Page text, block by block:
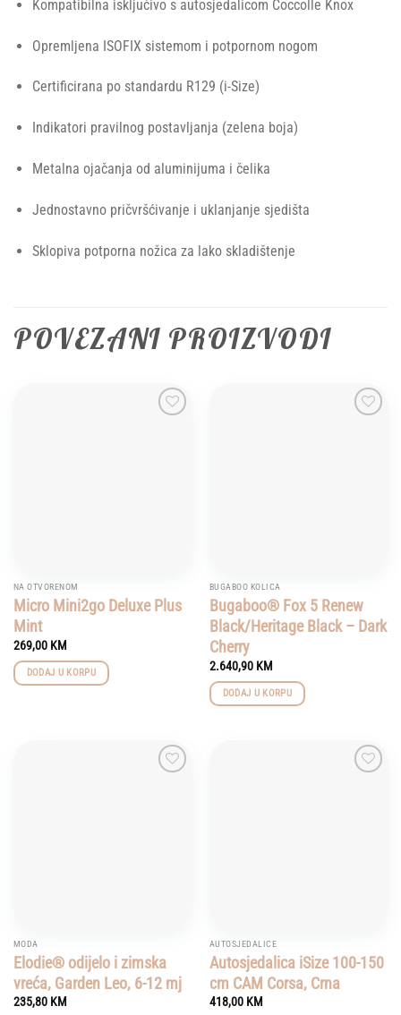
Kompatibilna isključivo s autosjedalicom Coccolle Knox
Opremljena ISOFIX sistemom i potpornom nogom
Certificirana po standardu R129 (i-Size)
Indikatori pravilnog postavljanja (zelena boja)
Metalna ojačanja od aluminijuma i čelika
Jednostavno pričvršćivanje i uklanjanje sjedišta
Sklopiva potporna nožica za lako skladištenje
POVEZANI PROIZVODI
NA OTVORENOM
Micro Mini2go Deluxe Plus
Mint
269,00 KM
DODAJ U KORPU
BUGABOO KOLICA
Bugaboo® Fox 5 Renew
Black/Heritage Black – Dark
Cherry
2.640,90 KM
DODAJ U KORPU
MODA
Elodie® odijelo i zimska
vreća, Garden Leo, 6-12 mj
235,80 KM
AUTOSJEDALICE
Autosjedalica iSize 100-150
cm CAM Corsa, Crna
418,00 KM